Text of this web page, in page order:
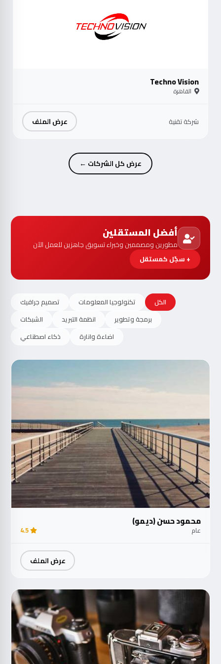
Techno Vision
القاهرة
شركة تقنية عرض الملف
عرض كل الشركات ←
أفضل المستقلين
مطورين ومصممين وخبراء تسويق جاهزين للعمل الآن
+ سجّل كمستقل
الكل تكنولوجيا المعلومات
تصميم جرافيك
برمجة وتطوير
انظمة التبريد
الشبكات
اضاءة وانارة
ذكاء اصطناعي
محمود حسن (ديمو)
عام 4.5
عرض الملف